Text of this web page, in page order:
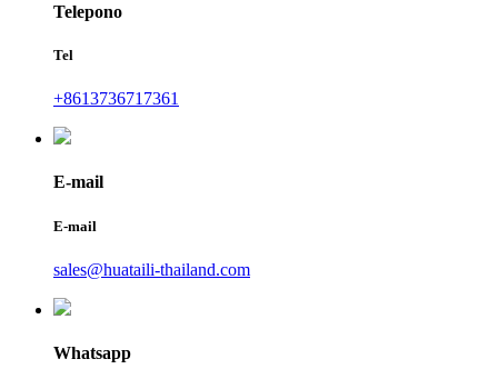
Telepono
Tel
+8613736717361
E-mail
E-mail
sales@huataili-thailand.com
Whatsapp